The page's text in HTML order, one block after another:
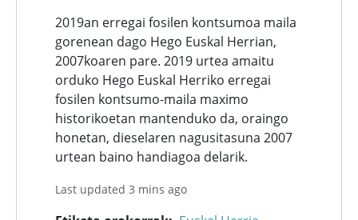
2019an erregai fosilen kontsumoa maila
gorenean dago Hego Euskal Herrian,
2007koaren pare. 2019 urtea amaitu
orduko Hego Euskal Herriko erregai
fosilen kontsumo-maila maximo
historikoetan mantenduko da, oraingo
honetan, dieselaren nagusitasuna 2007
urtean baino handiagoa delarik.
Last updated 3 mins ago